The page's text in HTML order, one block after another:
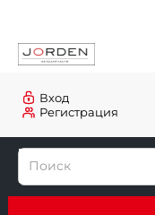
Регистрация
Вход